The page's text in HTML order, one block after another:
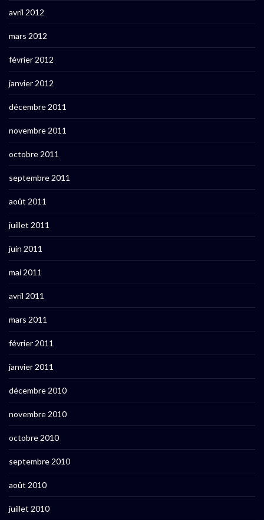
avril 2012
mars 2012
février 2012
janvier 2012
décembre 2011
novembre 2011
octobre 2011
septembre 2011
août 2011
juillet 2011
juin 2011
mai 2011
avril 2011
mars 2011
février 2011
janvier 2011
décembre 2010
novembre 2010
octobre 2010
septembre 2010
août 2010
juillet 2010